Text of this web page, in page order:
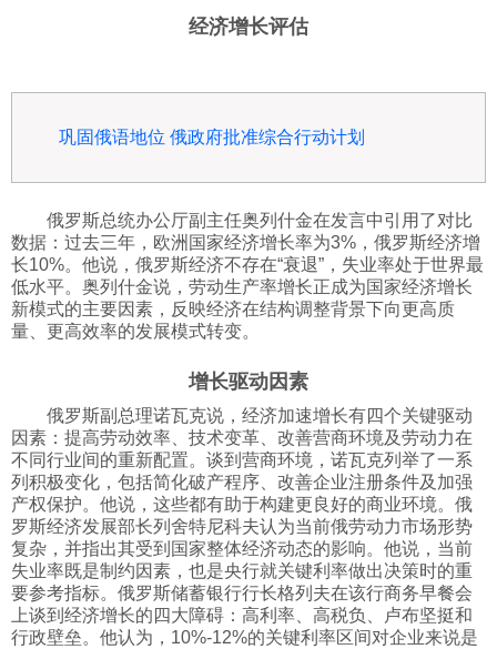
经济增长评估
巩固俄语地位 俄政府批准综合行动计划
俄罗斯总统办公厅副主任奥列什金在发言中引用了对比
数据：过去三年，欧洲国家经济增长率为3%，俄罗斯经济增
长10%。他说，俄罗斯经济不存在“衰退”，失业率处于世界最
低水平。奥列什金说，劳动生产率增长正成为国家经济增长
新模式的主要因素，反映经济在结构调整背景下向更高质
量、更高效率的发展模式转变。
增长驱动因素
俄罗斯副总理诺瓦克说，经济加速增长有四个关键驱动
因素：提高劳动效率、技术变革、改善营商环境及劳动力在
不同行业间的重新配置。谈到营商环境，诺瓦克列举了一系
列积极变化，包括简化破产程序、改善企业注册条件及加强
产权保护。他说，这些都有助于构建更良好的商业环境。俄
罗斯经济发展部长列舍特尼科夫认为当前俄劳动力市场形势
复杂，并指出其受到国家整体经济动态的影响。他说，当前
失业率既是制约因素，也是央行就关键利率做出决策时的重
要参考指标。俄罗斯储蓄银行行长格列夫在该行商务早餐会
上谈到经济增长的四大障碍：高利率、高税负、卢布坚挺和
行政壁垒。他认为，10%-12%的关键利率区间对企业来说是